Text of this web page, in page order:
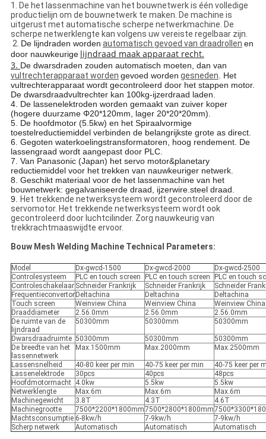
1. De het lassenmachine van het bouwnetwerk is één volledige
productielijn om de bouwnetwerk te maken. De machine is
uitgerust met automatische scherpe netwerkmachine. De
scherpe netwerklengte kan volgens uw vereiste regelbaar zijn.
2. De lijndraden worden automatisch gevoed van draadrollen en
door nauwkeurige lijndraad maak apparaat recht.
3. De dwarsdraden zouden automatisch moeten, dan van
vultrechterapparaat worden gevoed worden gesneden. Het
vultrechterapparaat wordt gecontroleerd door het stappen motor.
De dwarsdraadvultrechter kan 100kg-ijzerdraad laden.
4. De lassenelektroden worden gemaakt van zuiver koper
(hogere duurzame Φ20*120mm, lager 20*20*20mm).
5. De hoofdmotor (5.5kw) en het Spiraalvormige
toestelreductiemiddel verbinden de belangrijkste grote as direct.
6. Gegoten waterkoelingstransformatoren, hoog rendement. De
lassengraad wordt aangepast door PLC.
7. Van Panasonic (Japan) het servo motor&planetary
reductiemiddel voor het trekken van nauwkeuriger netwerk.
8. Geschikt materiaal voor de het lassenmachine van het
bouwnetwerk: gegalvaniseerde draad, ijzerwire.steel draad.
9. Het trekkende netwerksysteem wordt gecontroleerd door de
servomotor. Het trekkende netwerksysteem wordt ook
gecontroleerd door luchtcilinder. Zorg nauwkeurig van
trekkrachtmaaswijdte ervoor.
Bouw Mesh Welding Machine Technical Parameters:
Model Dx-gwcd-1500 Dx-gwcd-2000
Dx-gwcd-2500
Controlesysteem
PLC en touch screen PLC en touch screen
PLC en touch
Controleschakelaar Schneider Frankrijk Schneider Frankrijk
Schneider
Frequentieconvertor Deltachina Deltachina
Deltachina
Touch screen
Weinview China Weinview China
Weinview China
Draaddiameter
2.56.0mm 2.56.0mm
2.56.0mm
De ruimte van de
lijndraad
50300mm 50300mm 50300mm
Dwarsdraadruimte 50300mm 50300mm
50300mm
De breedte van het
lassennetwerk
Max.1500mm Max.2000mm Max.2500mm
Lassensnelheid 40-80 keer per min 40-75 keer per min
40-75 keer per
Lassenelektrode
30pcs 40pcs
48pcs
Hoofdmotormacht 4.0kw 5.5kw
5.5kw
Netwerklengte
Max.6m Max.6m
Max.6m
Machinegewicht
3.8T 4.3T
4.6T
Machinegrootte
7500*2200*1800mm7500*2800*1800mm
Machtsconsumptie 6-8kw/h 7-9kw/h
7-9kw/h
Scherp netwerk
Automatisch Automatisch Automatisch